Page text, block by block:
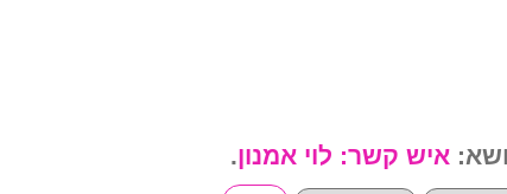
איש קשר: לוי אמנון.